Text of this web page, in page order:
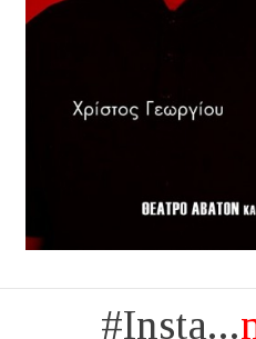
#Insta...